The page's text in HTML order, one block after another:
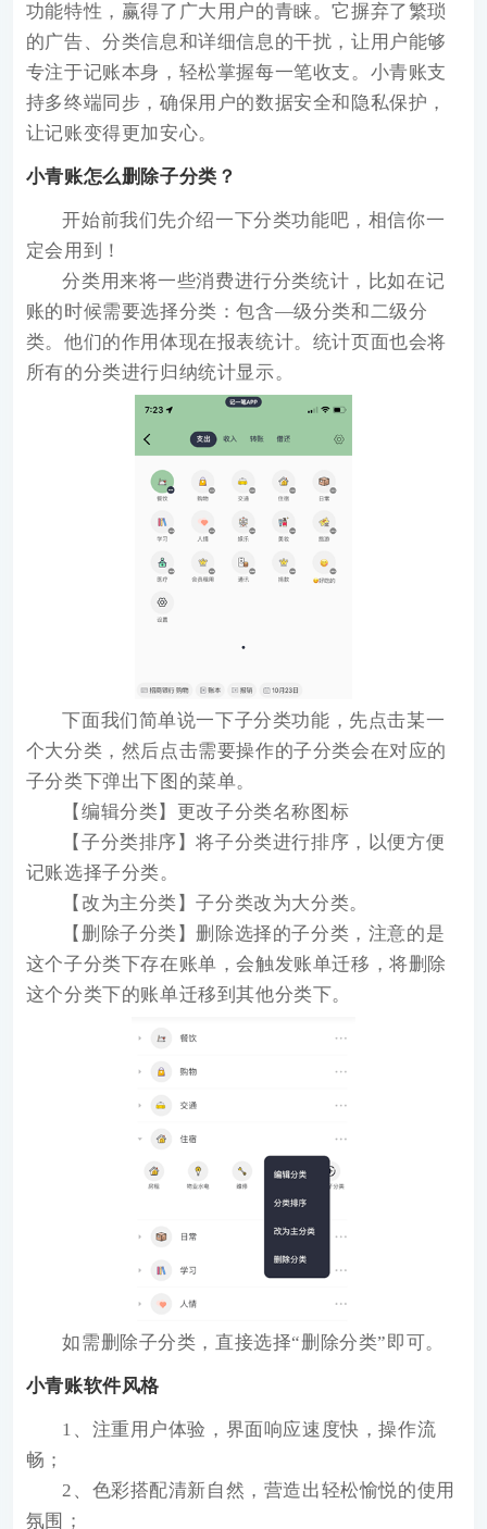
功能特性，赢得了广大用户的青睐。它摒弃了繁琐
的广告、分类信息和详细信息的干扰，让用户能够
专注于记账本身，轻松掌握每一笔收支。小青账支
持多终端同步，确保用户的数据安全和隐私保护，
让记账变得更加安心。
小青账怎么删除子分类？
开始前我们先介绍一下分类功能吧，相信你一
定会用到！
分类用来将一些消费进行分类统计，比如在记
账的时候需要选择分类：包含—级分类和二级分
类。他们的作用体现在报表统计。统计页面也会将
所有的分类进行归纳统计显示。
下面我们简单说一下子分类功能，先点击某一
个大分类，然后点击需要操作的子分类会在对应的
子分类下弹出下图的菜单。
【编辑分类】更改子分类名称图标
【子分类排序】将子分类进行排序，以便方便
记账选择子分类。
【改为主分类】子分类改为大分类。
【删除子分类】删除选择的子分类，注意的是
这个子分类下存在账单，会触发账单迁移，将删除
这个分类下的账单迁移到其他分类下。
如需删除子分类，直接选择“删除分类”即可。
小青账软件风格
1、注重用户体验，界面响应速度快，操作流
畅；
2、色彩搭配清新自然，营造出轻松愉悦的使用
氛围；